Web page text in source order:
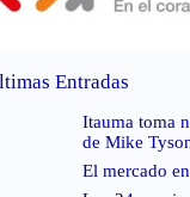
Entradas
Itauma toma
de Mike
El mercado